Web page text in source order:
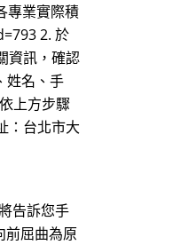
專業實際積
2. 於
資訊，確認
姓名、手
上方步驟
：台北市大
告訴您手
前屈曲為原